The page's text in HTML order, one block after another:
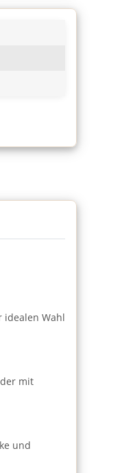
idealen Wahl
mit
und